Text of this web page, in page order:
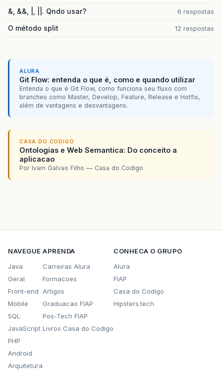
&, &&, |, ||. Qndo usar? 6 respostas
O método split 12 respostas
ALURA
Git Flow: entenda o que é, como e quando utilizar
Entenda o que é Git Flow, como funciona seu fluxo com
branches como Master, Develop, Feature, Release e Hotfix,
além de vantagens e desvantagens.
CASA DO CODIGO
Ontologias e Web Semantica: Do conceito a
aplicacao
Por Ivam Galvao Filho — Casa do Codigo
NAVEGUE
Java
Geral
Front-end
Mobile
SQL
JavaScript
PHP
Android
Arquitetura
APRENDA
Carreiras Alura
Formacoes
Artigos
Graduacao FIAP
Pos-Tech FIAP
Livros Casa do Codigo
CONHECA O GRUPO
Alura
FIAP
Casa do Codigo
Hipsters.tech